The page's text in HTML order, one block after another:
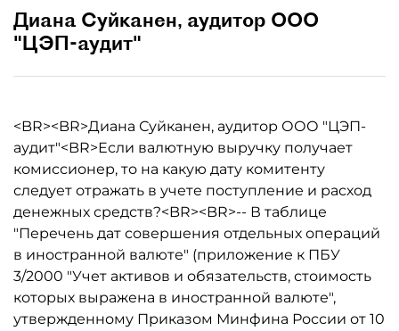
Диана Суйканен, аудитор ООО
"ЦЭП-аудит"
<BR><BR>Диана Суйканен, аудитор ООО "ЦЭП-
аудит"<BR>Если валютную выручку получает
комиссионер, то на какую дату комитенту
следует отражать в учете поступление и расход
денежных средств?<BR><BR>-- В таблице
"Перечень дат совершения отдельных операций
в иностранной валюте" (приложение к ПБУ
3/2000 "Учет активов и обязательств, стоимость
которых выражена в иностранной валюте",
утвержденному Приказом Минфина России от 10